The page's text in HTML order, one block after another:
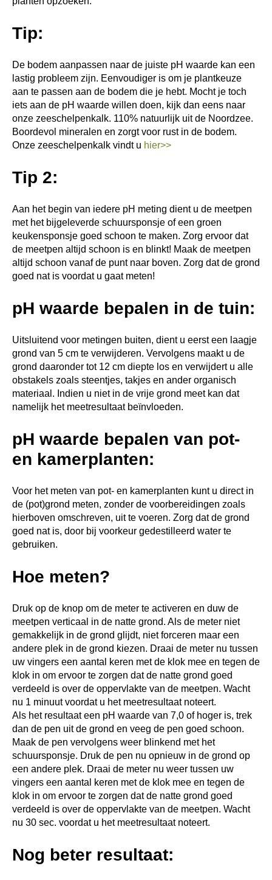
Tip:
De bodem aanpassen naar de juiste pH waarde kan een
lastig probleem zijn. Eenvoudiger is om je plantkeuze
aan te passen aan de bodem die je hebt. Mocht je toch
iets aan de pH waarde willen doen, kijk dan eens naar
onze zeeschelpenkalk. 110% natuurlijk uit de Noordzee.
Boordevol mineralen en zorgt voor rust in de bodem.
Onze zeeschelpenkalk vindt u hier>>
Tip 2:
Aan het begin van iedere pH meting dient u de meetpen
met het bijgeleverde schuursponsje of een groen
keukensponsje goed schoon te maken. Zorg ervoor dat
de meetpen altijd schoon is en blinkt! Maak de meetpen
altijd schoon vanaf de punt naar boven. Zorg dat de grond
goed nat is voordat u gaat meten!
pH waarde bepalen in de tuin:
Uitsluitend voor metingen buiten, dient u eerst een laagje
grond van 5 cm te verwijderen. Vervolgens maakt u de
grond daaronder tot 12 cm diepte los en verwijdert u alle
obstakels zoals steentjes, takjes en ander organisch
materiaal. Indien u niet in de vrije grond meet kan dat
namelijk het meetresultaat beïnvloeden.
pH waarde bepalen van pot-
en kamerplanten:
Voor het meten van pot- en kamerplanten kunt u direct in
de (pot)grond meten, zonder de voorbereidingen zoals
hierboven omschreven, uit te voeren. Zorg dat de grond
goed nat is, door bij voorkeur gedestilleerd water te
gebruiken.
Hoe meten?
Druk op de knop om de meter te activeren en duw de
meetpen verticaal in de natte grond. Als de meter niet
gemakkelijk in de grond glijdt, niet forceren maar een
andere plek in de grond kiezen. Draai de meter nu tussen
uw vingers een aantal keren met de klok mee en tegen de
klok in om ervoor te zorgen dat de natte grond goed
verdeeld is over de oppervlakte van de meetpen. Wacht
nu 1 minuut voordat u het meetresultaat noteert.
Als het resultaat een pH waarde van 7,0 of hoger is, trek
dan de pen uit de grond en veeg de pen goed schoon.
Maak de pen vervolgens weer blinkend met het
schuursponsje. Druk de pen nu opnieuw in de grond op
een andere plek. Draai de meter nu weer tussen uw
vingers een aantal keren met de klok mee en tegen de
klok in om ervoor te zorgen dat de natte grond goed
verdeeld is over de oppervlakte van de meetpen. Wacht
nu 30 sec. voordat u het meetresultaat noteert.
Nog beter resultaat: